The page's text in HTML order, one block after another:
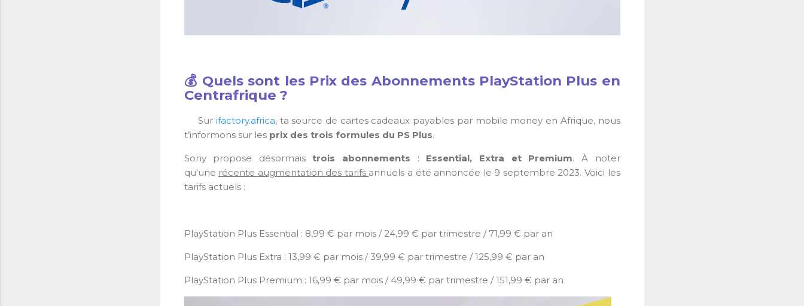
💰 Quels sont les Prix des Abonnements PlayStation Plus en
Centrafrique ?
Sur ifactory.africa, ta source de cartes cadeaux payables par mobile money en Afrique, nous
t’informons sur les prix des trois formules du PS Plus.
Sony propose désormaistrois abonnements : Essential, Extra et Premium. À noter
qu'une récente augmentation des tarifs annuels a été annoncée le 9 septembre 2023. Voici les
tarifs actuels :
PlayStation Plus Essential : 8,99 € par mois / 24,99 € par trimestre / 71,99 € par an
PlayStation Plus Extra : 13,99 € par mois / 39,99 € par trimestre / 125,99 € par an
PlayStation Plus Premium : 16,99 € par mois / 49,99 € par trimestre / 151,99 € par an